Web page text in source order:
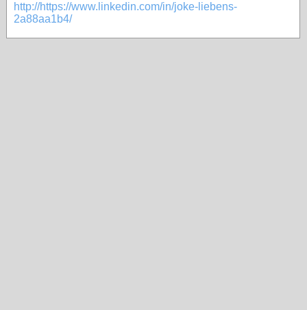
http://https://www.linkedin.com/in/joke-liebens-
2a88aa1b4/